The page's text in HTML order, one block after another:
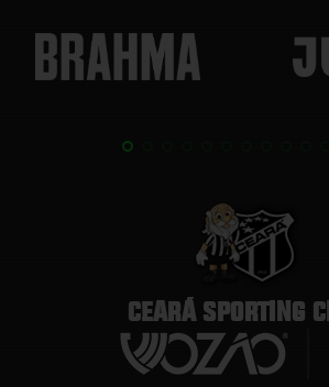
CEARÁ SPORTING